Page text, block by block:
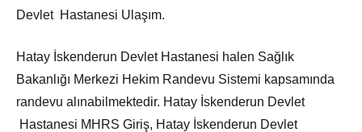
Devlet Hastanesi Ulaşım.
Hatay İskenderun Devlet Hastanesi halen Sağlık
Bakanlığı Merkezi Hekim Randevu Sistemi kapsamında
randevu alınabilmektedir. Hatay İskenderun Devlet
Hastanesi MHRS Giriş, Hatay İskenderun Devlet